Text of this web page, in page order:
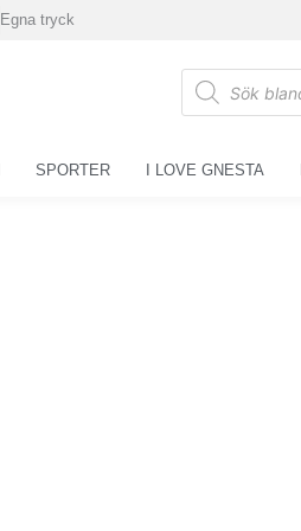
Egna tryck
Products
search
SPORTER I LOVE GNESTA